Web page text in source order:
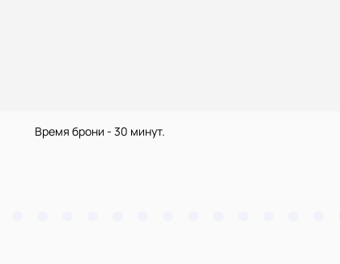
Время брони - 30 минут.